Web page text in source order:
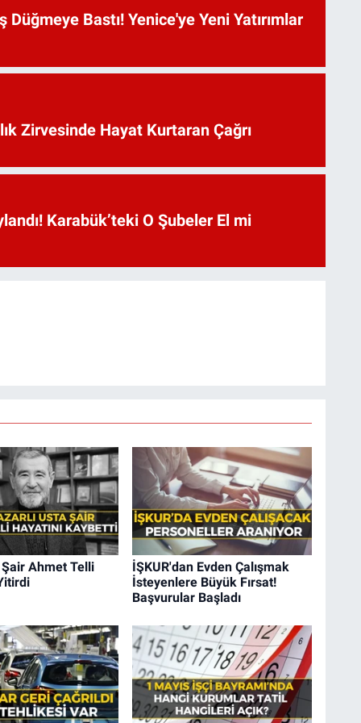
Bastı! Yenice'ye Yeni Yatırımlar
Zirvesinde Hayat Kurtaran Çağrı
Karabük’teki O Şubeler El mi
Ahmet Telli
İŞKUR'dan Evden Çalışmak
İsteyenlere Büyük Fırsat!
Başvurular Başladı